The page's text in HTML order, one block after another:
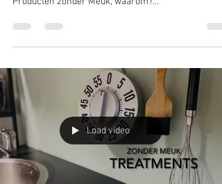
Waarom Kiezen voor natuurlijk?
Load video